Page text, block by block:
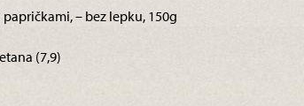
– bez lepku, 150g
(7,9)